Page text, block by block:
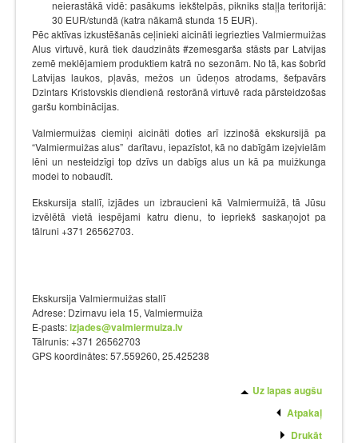
neierastākā vidē: pasākums iekštelpās, pikniks staļļa teritorijā:
30 EUR/stundā (katra nākamā stunda 15 EUR).
Pēc aktīvas izkustēšanās ceļinieki aicināti iegriezties Valmiermuižas
Alus virtuvē, kurā tiek daudzināts #zemesgarša stāsts par Latvijas
zemē meklējamiem produktiem katrā no sezonām. No tā, kas šobrīd
Latvijas laukos, pļavās, mežos un ūdeņos atrodams, šefpavārs
Dzintars Kristovskis diendienā restorānā virtuvē rada pārsteidzošas
garšu kombinācijas.
Valmiermuižas ciemiņi aicināti doties arī izzinošā ekskursijā pa
“Valmiermuižas alus” darītavu, iepazīstot, kā no dabīgām izejvielām
lēni un nesteidzīgi top dzīvs un dabīgs alus un kā pa muižkunga
modei to nobaudīt.
Ekskursija stallī, izjādes un izbraucieni kā Valmiermuižā, tā Jūsu
izvēlētā vietā iespējami katru dienu, to iepriekš saskaņojot pa
tālruni +371 26562703.
Ekskursija Valmiermuižas stallī
Adrese: Dzirnavu iela 15, Valmiermuiža
E-pasts:izjades@valmiermuiza.lv
Tālrunis: +371 26562703
GPS koordinātes: 57.559260, 25.425238
Uz lapas augšu
Atpakaļ
Drukāt